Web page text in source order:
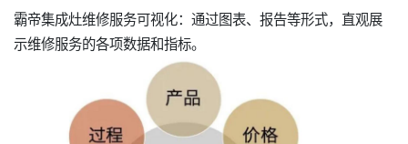
霸帝集成灶维修服务可视化：通过图表、报告等形式，直观展
示维修服务的各项数据和指标。